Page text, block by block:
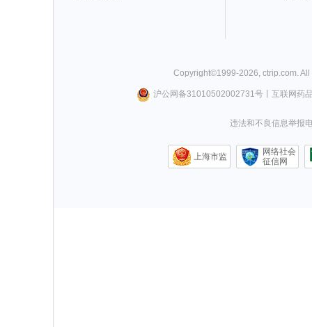
Copyright©1999-2026 ctrip.com .
沪公网备31010502002731号丨 互联网药
违法和不良信息举报
上海市监
网络社会
征信网